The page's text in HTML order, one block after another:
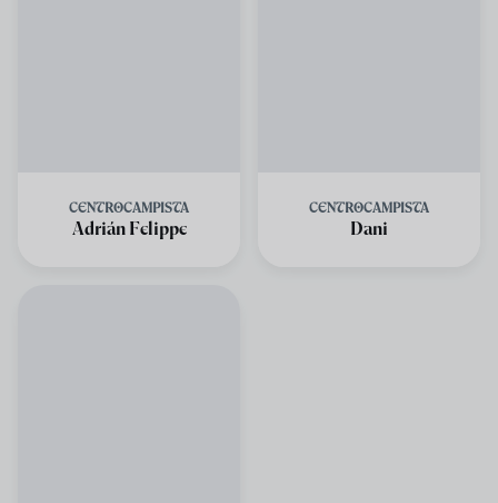
CENTROCAMPISTA
Adrián Felippe
CENTROCAMPISTA
Dani